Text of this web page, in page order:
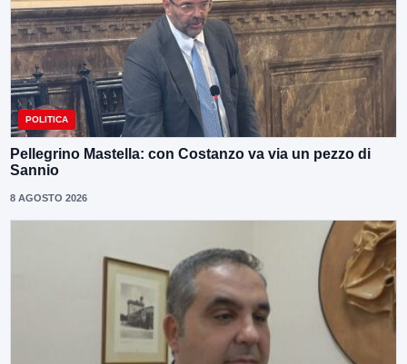
POLITICA
Pellegrino Mastella: con Costanzo va via un pezzo di
Sannio
8 AGOSTO 2026